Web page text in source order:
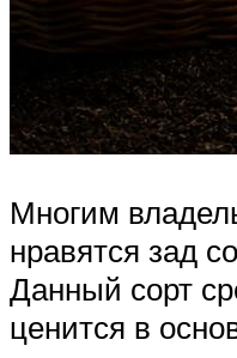
Многим
нравятся зад
Данный сорт
ценится в